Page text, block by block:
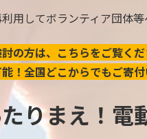
用してボランティア団体等
の方は、こちらをご覧く
！全国どこからでもご寄付
りまえ！電